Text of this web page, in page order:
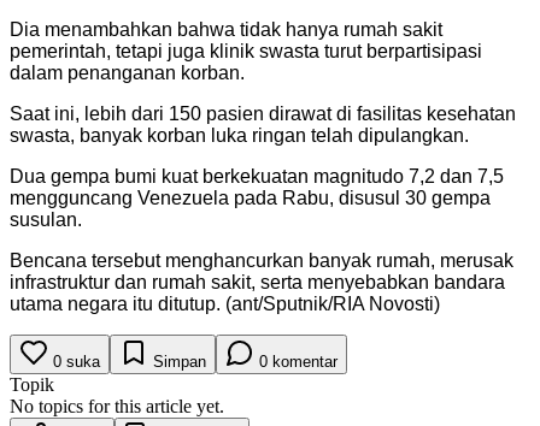
Dia menambahkan bahwa tidak hanya rumah sakit
pemerintah, tetapi juga klinik swasta turut berpartisipasi
dalam penanganan korban.
Saat ini, lebih dari 150 pasien dirawat di fasilitas kesehatan
swasta, banyak korban luka ringan telah dipulangkan.
Dua gempa bumi kuat berkekuatan magnitudo 7,2 dan 7,5
mengguncang Venezuela pada Rabu, disusul 30 gempa
susulan.
Bencana tersebut menghancurkan banyak rumah, merusak
infrastruktur dan rumah sakit, serta menyebabkan bandara
utama negara itu ditutup. (ant/Sputnik/RIA Novosti)
0 suka Simpan 0 komentar
Topik
No topics for this article yet.